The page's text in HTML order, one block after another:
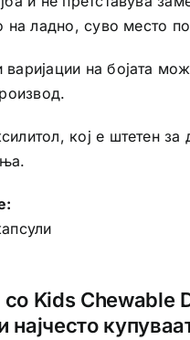
на ладно, суво место
на бојата
кој е штетен
Kids Chewable
најчесто